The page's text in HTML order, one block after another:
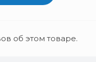
об этом товаре.